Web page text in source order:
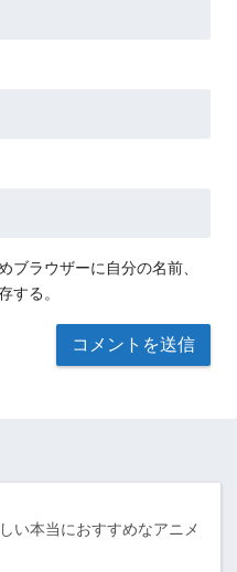
ブラウザーに自分の名前、
する。
い本当におすすめなアニメ